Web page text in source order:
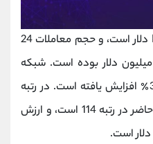
در حال حاضر قیمت Kyber 2.50 دلار است، و حجم معاملات 24
ساعت گذشته آن64، 079، 911 میلیون دلار بوده است. شبکه
سایبر در 24 ساعت گذشته 3.05٪ افزایش یافته است. در رتبه
بندی CoinMarketCap در حال حاضر در رتبه 114 است، و ارزش